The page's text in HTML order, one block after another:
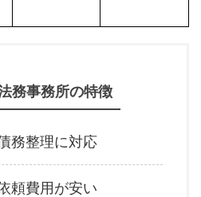
務事務所の特徴
務整理に対応
頼費用が安い